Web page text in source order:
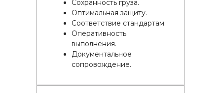
Сохранность груза.
Оптимальная защиту.
Соответствие стандартам.
Оперативность
выполнения.
Документальное
сопровождение.